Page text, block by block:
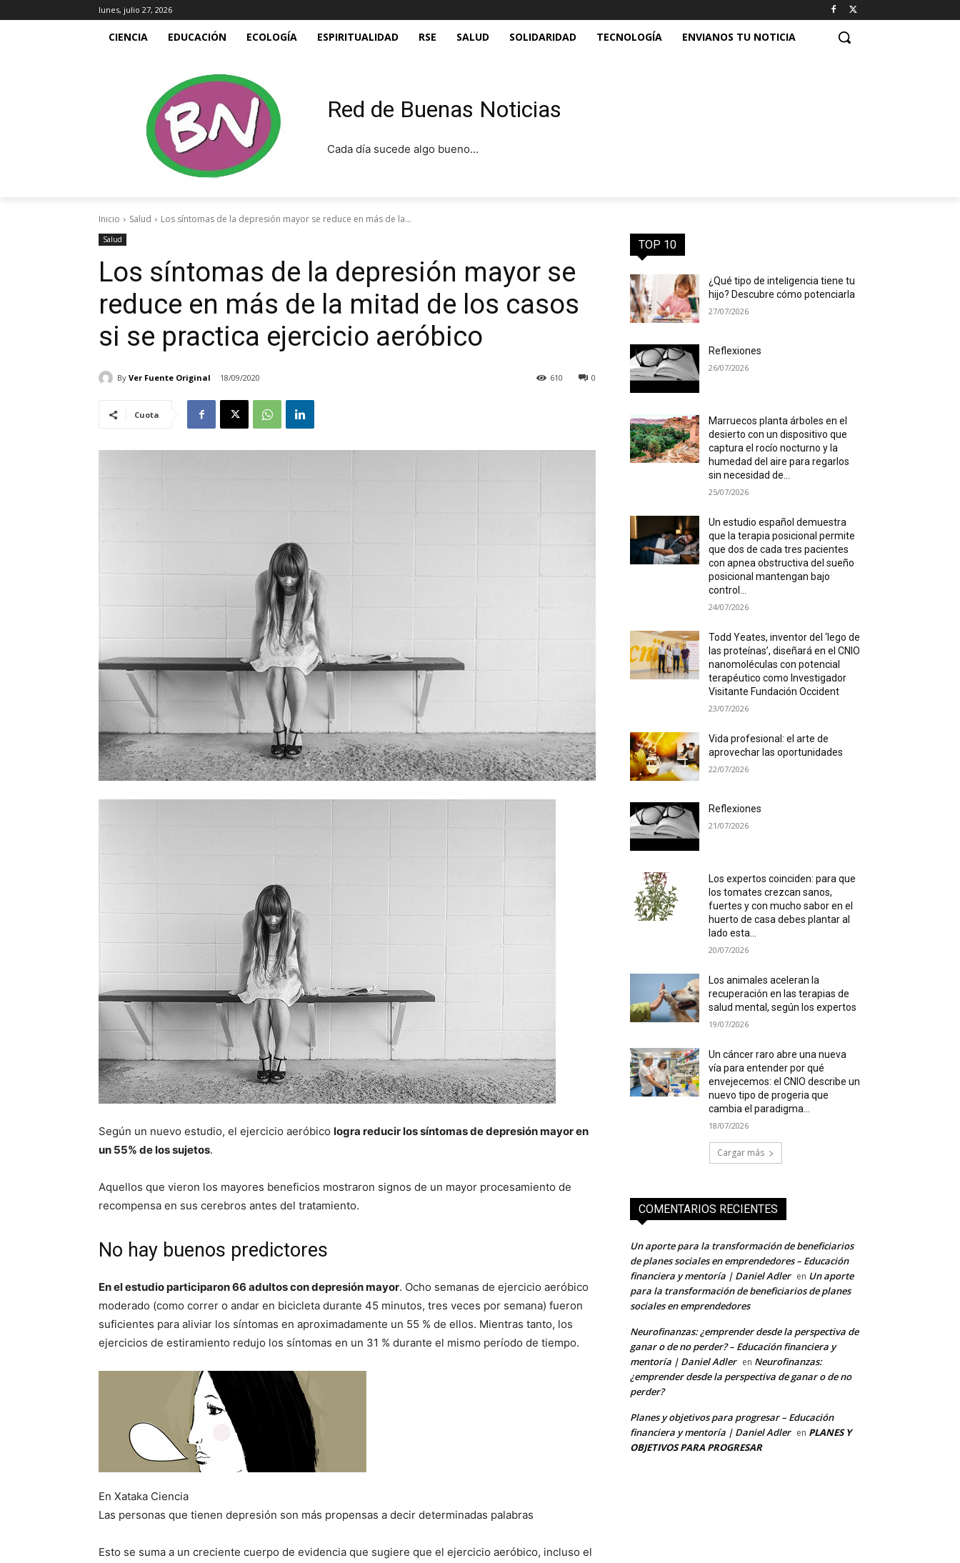
lunes, julio 27, 2026
CIENCIA EDUCACIÓN ECOLOGÍA ESPIRITUALIDAD RSE SALUD SOLIDARIDAD TECNOLOGÍA ENVIANOS TU NOTICIA
Red de Buenas Noticias
Cada día sucede algo bueno...
Inicio Salud Los síntomas de la depresión mayor se reduce en más de la...
Salud
Los síntomas de la depresión mayor se
reduce en más de la mitad de los casos
si se practica ejercicio aeróbico
By Ver Fuente Original 18/09/2020 0
610
Cuota
Según un nuevo estudio, el ejercicio aeróbico logra reducir los síntomas de depresión mayor en
un 55% de los sujetos.
Aquellos que vieron los mayores beneficios mostraron signos de un mayor procesamiento de
recompensa en sus cerebros antes del tratamiento.
No hay buenos predictores
En el estudio participaron 66 adultos con depresión mayor. Ocho semanas de ejercicio aeróbico
moderado (como correr o andar en bicicleta durante 45 minutos, tres veces por semana) fueron
suficientes para aliviar los síntomas en aproximadamente un 55 % de ellos. Mientras tanto, los
ejercicios de estiramiento redujo los síntomas en un 31 % durante el mismo período de tiempo.
En Xataka Ciencia
Las personas que tienen depresión son más propensas a decir determinadas palabras
Esto se suma a un creciente cuerpo de evidencia que sugiere que el ejercicio aeróbico, incluso el
TOP 10
¿Qué tipo de inteligencia tiene tu
hijo? Descubre cómo potenciarla
27/07/2026
Reflexiones
26/07/2026
Marruecos planta árboles en el
desierto con un dispositivo que
captura el rocío nocturno y la
humedad del aire para regarlos
sin necesidad de...
25/07/2026
Un estudio español demuestra
que la terapia posicional permite
que dos de cada tres pacientes
con apnea obstructiva del sueño
posicional mantengan bajo
control...
24/07/2026
Todd Yeates, inventor del ‘lego de
las proteínas’, diseñará en el CNIO
nanomoléculas con potencial
terapéutico como Investigador
Visitante Fundación Occident
23/07/2026
Vida profesional: el arte de
aprovechar las oportunidades
22/07/2026
Reflexiones
21/07/2026
Los expertos coinciden: para que
los tomates crezcan sanos,
fuertes y con mucho sabor en el
huerto de casa debes plantar al
lado esta...
20/07/2026
Los animales aceleran la
recuperación en las terapias de
salud mental, según los expertos
19/07/2026
Un cáncer raro abre una nueva
vía para entender por qué
envejecemos: el CNIO describe un
nuevo tipo de progeria que
cambia el paradigma...
18/07/2026
Cargar más
COMENTARIOS RECIENTES
Un aporte para la transformación de beneficiarios
de planes sociales en emprendedores – Educación
financiera y mentoría | Daniel Adler en Un aporte
para la transformación de beneficiarios de planes
sociales en emprendedores
Neurofinanzas: ¿emprender desde la perspectiva de
ganar o de no perder? – Educación financiera y
mentoría | Daniel Adler en Neurofinanzas:
¿emprender desde la perspectiva de ganar o de no
perder?
Planes y objetivos para progresar – Educación
financiera y mentoría | Daniel Adler en PLANES Y
OBJETIVOS PARA PROGRESAR